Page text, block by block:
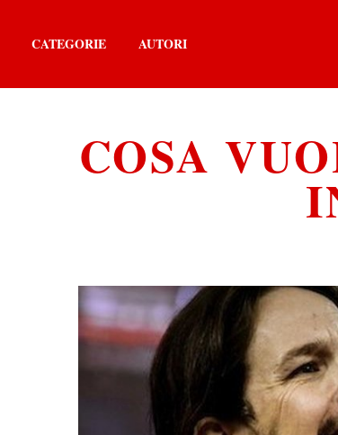
CATEGORIE AUTORI
COSA